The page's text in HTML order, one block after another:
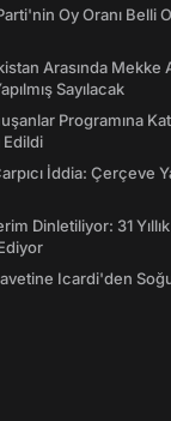
Oy Oranı Belli
Arasında Mekke
Sayılacak
Programına
Edildi
İddia: Çerçeve
Dinletiliyor: 31 Yıllık
Icardi'den